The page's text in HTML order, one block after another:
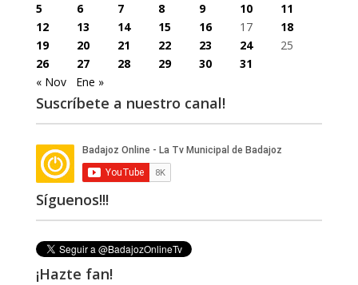
5
6 7 8 9 10
11
12
13 14 15 16 17
18
19
20 21 22 23 24
25
26
27 28 29 30
31
« Nov
Ene »
Suscríbete a nuestro canal!
Síguenos!!!
¡Hazte fan!